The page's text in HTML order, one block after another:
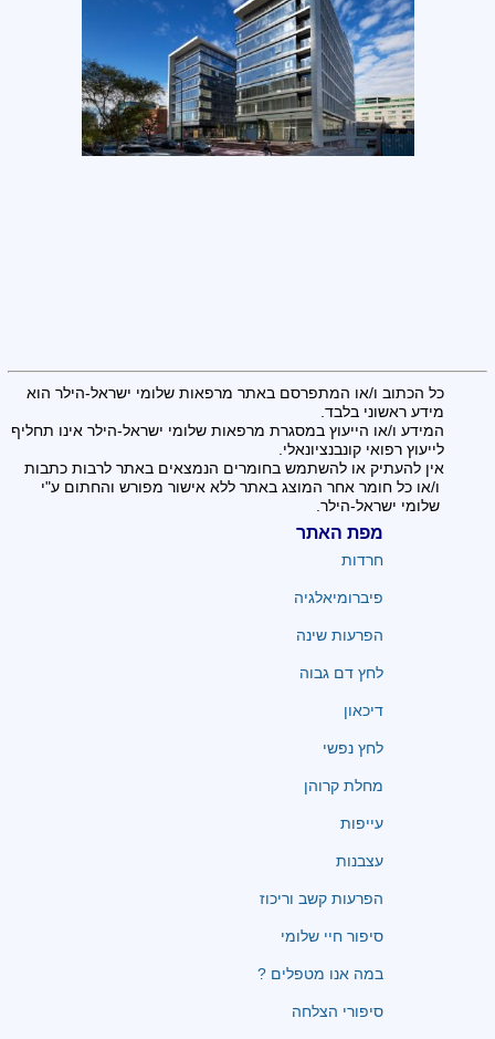
כל הכתוב ו/או המתפרסם באתר מרפאות שלומי ישראל-הילר הוא
מידע ראשוני בלבד.
המידע ו/או הייעוץ במסגרת מרפאות שלומי ישראל-הילר אינו תחליף
לייעוץ רפואי קונבנציונאלי.
אין להעתיק או להשתמש בחומרים הנמצאים באתר לרבות כתבות
ו/או כל חומר אחר המוצג באתר ללא אישור מפורש והחתום ע"י
שלומי ישראל-הילר.
מפת האתר
חרדות
פיברומיאלגיה
הפרעות שינה
לחץ דם גבוה
דיכאון
לחץ נפשי
מחלת קרוהן
עייפות
עצבנות
הפרעות קשב וריכוז
סיפור חיי שלומי
במה אנו מטפלים ?
סיפורי הצלחה